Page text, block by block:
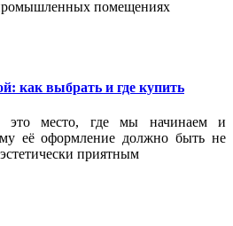
помещениях
как выбрать и где купить
это место, где мы начинаем и
её оформление должно быть не
приятным